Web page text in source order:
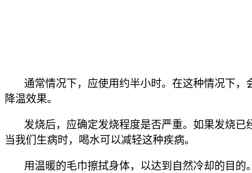
通常情况下，应使用约半小时。在这种情况下，
降温效果。
发烧后，应确定发烧程度是否严重。如果发烧已
当我们生病时，喝水可以减轻这种疾病。
用温暖的毛巾擦拭身体，以达到自然冷却的目的